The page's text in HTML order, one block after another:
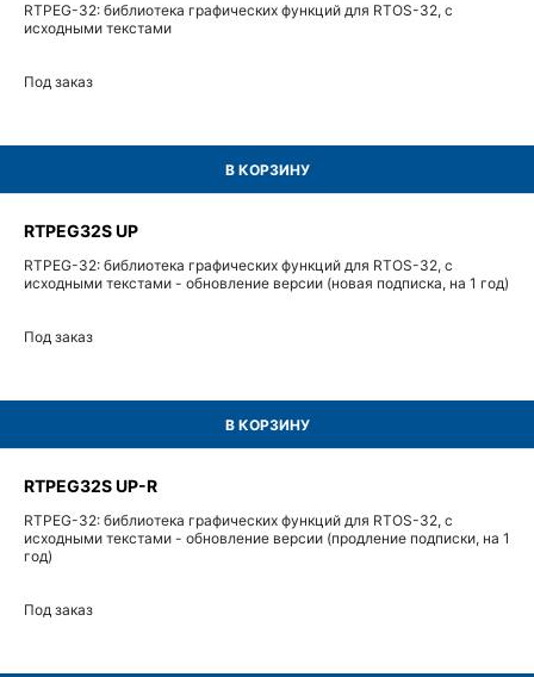
RTPEG-32: библиотека графических функций для RTOS-32, с
исходными текстами
Под заказ
В КОРЗИНУ
RTPEG32S UP
RTPEG-32: библиотека графических функций для RTOS-32, с
исходными текстами - обновление версии (новая подписка, на 1 год)
Под заказ
В КОРЗИНУ
RTPEG32S UP-R
RTPEG-32: библиотека графических функций для RTOS-32, с
исходными текстами - обновление версии (продление подписки, на 1
год)
Под заказ